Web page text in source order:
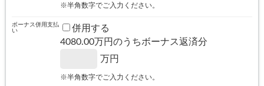
※半角数字でご入力ください。
ボーナス併用支払
い
併用する
4080.00万円のうちボーナス返済分
万円
※半角数字でご入力ください。